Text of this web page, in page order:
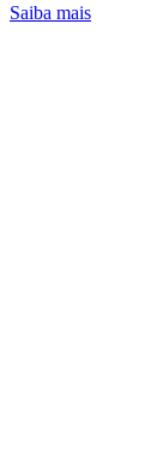
Saiba mais